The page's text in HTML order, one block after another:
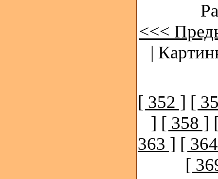
<<<
|
[ 352 ] [
] [ 358 ]
363 ] [
[